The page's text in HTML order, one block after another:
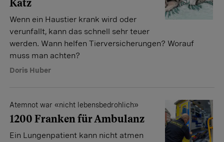
Katz
Wenn ein Haustier krank wird oder
verunfallt, kann das schnell sehr teuer
werden. Wann helfen Tierversicherungen? Worauf
muss man achten?
Doris Huber
Atemnot war «nicht lebensbedrohlich»
1200 Franken für Ambulanz
Ein Lungenpatient kann nicht atmen